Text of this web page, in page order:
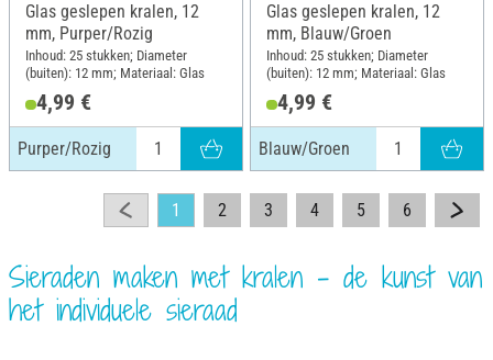
Glas geslepen kralen, 12
mm, Purper/Rozig
Inhoud: 25 stukken; Diameter
(buiten): 12 mm; Materiaal: Glas
4,99 €
Purper/Rozig
Glas geslepen kralen, 12
mm, Blauw/Groen
Inhoud: 25 stukken; Diameter
(buiten): 12 mm; Materiaal: Glas
4,99 €
Blauw/Groen
1 2 3 4 5 6
Sieraden maken met kralen - de kunst van
het individuele sieraad